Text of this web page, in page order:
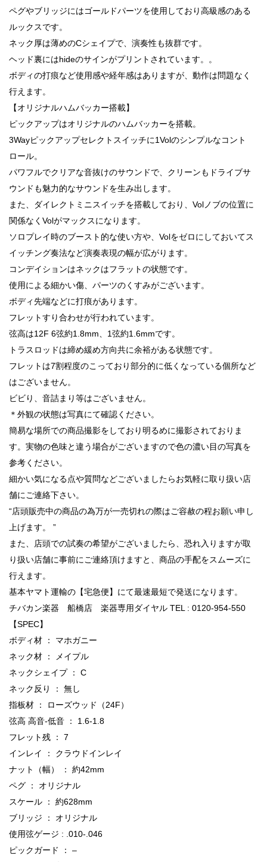
ペグやブリッジにはゴールドパーツを使用しており高級感のある
ルックスです。
ネック厚は薄めのCシェイプで、演奏性も抜群です。
ヘッド裏にはhideのサインがプリントされています。。
ボディの打痕など使用感や経年感はありますが、動作は問題なく
行えます。
【オリジナルハムバッカー搭載】
ピックアップはオリジナルのハムバッカーを搭載。
3Wayピックアップセレクトスイッチに1Volのシンプルなコント
ロール。
パワフルでクリアな音抜けのサウンドで、クリーンもドライブサ
ウンドも魅力的なサウンドを生み出します。
また、ダイレクトミニスイッチを搭載しており、Volノブの位置に
関係なくVolがマックスになります。
ソロプレイ時のブースト的な使い方や、Volをゼロにしておいてス
イッチング奏法など演奏表現の幅が広がります。
コンデイションはネックはフラットの状態です。
使用による細かい傷、パーツのくすみがございます。
ボディ先端などに打痕があります。
フレットすり合わせが行われています。
弦高は12F 6弦約1.8mm、1弦約1.6mmです。
トラスロッドは締め緩め方向共に余裕がある状態です。
フレットは7割程度のこっており部分的に低くなっている個所など
はございません。
ビビり、音詰まり等はございません。
＊外観の状態は写真にて確認ください。
簡易な場所での商品撮影をしており明るめに撮影されておりま
す。実物の色味と違う場合がございますので色の濃い目の写真を
参考ください。
細かい気になる点や質問などございましたらお気軽に取り扱い店
舗にご連絡下さい。
“店頭販売中の商品の為万が一売切れの際はご容赦の程お願い申し
上げます。 ”
また、店頭での試奏の希望がございましたら、恐れ入りますが取
り扱い店舗に事前にご連絡頂けますと、商品の手配をスムーズに
行えます。
基本ヤマト運輸の【宅急便】にて最速最短で発送になります。
チバカン楽器 船橋店 楽器専用ダイヤル TEL : 0120-954-550
【SPEC】
ボディ材 ： マホガニー
ネック材 ： メイプル
ネックシェイプ ： C
ネック反り ： 無し
指板材 ： ローズウッド（24F）
弦高 高音-低音 ： 1.6-1.8
フレット残 ： 7
インレイ ： クラウドインレイ
ナット（幅） ： 約42mm
ペグ ： オリジナル
スケール ： 約628mm
ブリッジ ： オリジナル
使用弦ゲージ : .010-.046
ピックガード ： –